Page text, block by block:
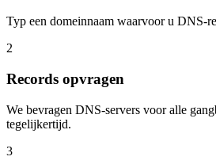
Typ een domeinnaam waarvoor u DNS-
2
Records opvragen
We bevragen DNS-servers voor alle
tegelijkertijd.
3